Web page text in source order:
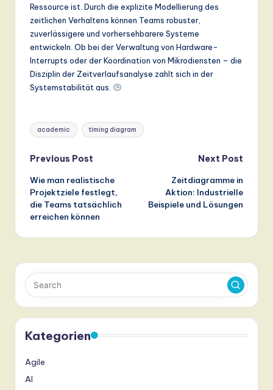
Ressource ist. Durch die explizite Modellierung des
zeitlichen Verhaltens können Teams robuster,
zuverlässigere und vorhersehbarere Systeme
entwickeln. Ob bei der Verwaltung von Hardware-
Interrupts oder der Koordination von Mikrodiensten – die
Disziplin der Zeitverlaufsanalyse zahlt sich in der
Systemstabilität aus.
Tags:
academic timing diagram
Post
navigation
Previous Post
Wie man realistische
Projektziele festlegt,
die Teams tatsächlich
erreichen können
Next Post
Zeitdiagramme in
Aktion: Industrielle
Beispiele und Lösungen
Kategorien
Agile
AI